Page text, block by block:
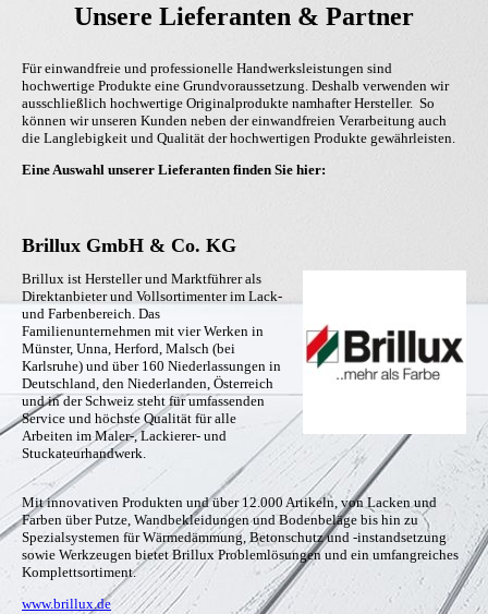
Unsere Lieferanten & Partner
Für einwandfreie und professionelle Handwerksleistungen sind
hochwertige Produkte eine Grundvoraussetzung. Deshalb verwenden wir
ausschließlich hochwertige Originalprodukte namhafter Hersteller. So
können wir unseren Kunden neben der einwandfreien Verarbeitung auch
die Langlebigkeit und Qualität der hochwertigen Produkte gewährleisten.
Eine Auswahl unserer Lieferanten finden Sie hier:
Brillux GmbH & Co. KG
Brillux ist Hersteller und Marktführer als
Direktanbieter und Vollsortimenter im Lack-
und Farbenbereich. Das
Familienunternehmen mit vier Werken in
Münster, Unna, Herford, Malsch (bei
Karlsruhe) und über 160 Niederlassungen in
Deutschland, den Niederlanden, Österreich
und in der Schweiz steht für umfassenden
Service und höchste Qualität für alle
Arbeiten im Maler-, Lackierer- und
Stuckateurhandwerk.
Mit innovativen Produkten und über 12.000 Artikeln, von Lacken und
Farben über Putze, Wandbekleidungen und Bodenbeläge bis hin zu
Spezialsystemen für Wärmedämmung, Betonschutz und -instandsetzung
sowie Werkzeugen bietet Brillux Problemlösungen und ein umfangreiches
Komplettsortiment.
www.brillux.de